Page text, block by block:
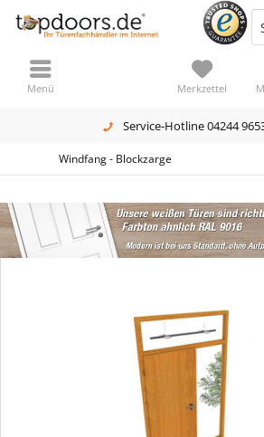
Service-Hotline 04244
Merkzettel
Menü
Windfang - Blockzarge